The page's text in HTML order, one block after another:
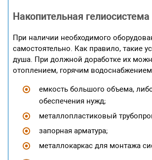
Накопительная
При наличии необходимого
самостоятельно. Как правило, такие
душа. При должной доработке их
отоплением, горячим водоснабжением.
емкость большого объема,
обеспечения нужд;
металлопластиковый
запорная арматура;
металлокаркас для монтажа